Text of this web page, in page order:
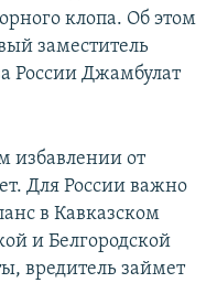
клопа. Об этом
заместитель
России Джамбулат
избавлении от
Для России важно
в Кавказском
и Белгородской
вредитель займет